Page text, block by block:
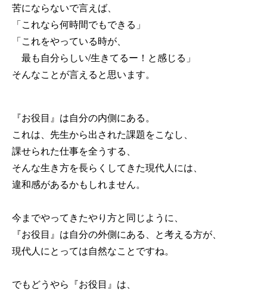
苦にならないで言えば、
「これなら何時間でもできる」
「これをやっている時が、
最も自分らしい/生きてるー！と感じる」
そんなことが言えると思います。
『お役目』は自分の内側にある。
これは、先生から出された課題をこなし、
課せられた仕事を全うする、
そんな生き方を長らくしてきた現代人には、
違和感があるかもしれません。
今までやってきたやり方と同じように、
『お役目』は自分の外側にある、と考える方が、
現代人にとっては自然なことですね。
でもどうやら『お役目』は、